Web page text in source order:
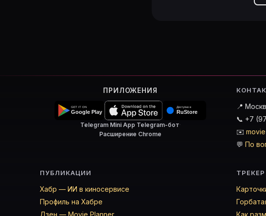
ПРИЛОЖЕНИЯ
Telegram Mini App·Telegram-бот·
Расширение Chrome
📍
📞 +7
✉️
💬 По
ПУБЛИКАЦИИ
Хабр — ИИ в киносервисе
Профиль на Хабре
Дзен — Movie Planner
Как